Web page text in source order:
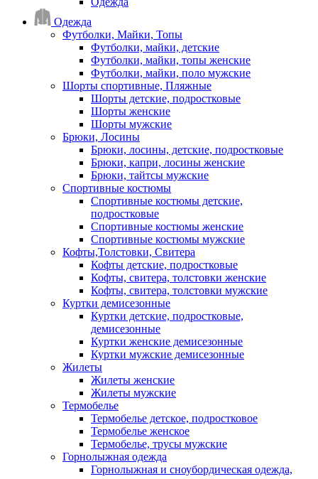
Одежда
Футболки, Майки, Топы
Футболки, майки, детские
Футболки, майки, топы женские
Футболки, майки, поло мужские
Шорты спортивные, Пляжные
Шорты детские, подростковые
Шорты женские
Шорты мужские
Брюки, Лосины
Брюки, лосины, детские, подростковые
Брюки, капри, лосины женские
Брюки, тайтсы мужские
Спортивные костюмы
Спортивные костюмы детские,
подростковые
Спортивные костюмы женские
Спортивные костюмы мужские
Кофты,Толстовки, Свитера
Кофты детские, подростковые
Кофты, свитера, толстовки женские
Кофты, свитера, толстовки мужские
Куртки демисезонные
Куртки детские, подростковые,
демисезонные
Куртки женские демисезонные
Куртки мужские демисезонные
Жилеты
Жилеты женские
Жилеты мужские
Термобелье
Термобелье детское, подростковое
Термобелье женское
Термобелье, трусы мужские
Горнолыжная одежда
Горнолыжная и сноубордическая одежда,